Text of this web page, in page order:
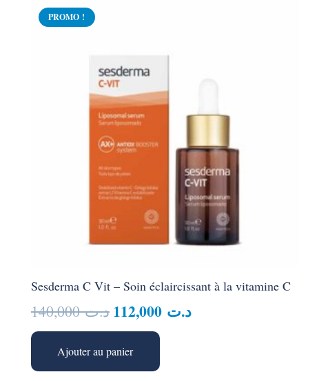
PROMO !
Sesderma C Vit – Soin éclaircissant à la vitamine C
د.ت140,000
Le
prix
initial
était :
د.تLe
Ajouter au panier